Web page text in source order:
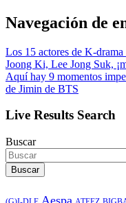
Navegación de
Los 15 actores de K-
Joong Ki, Lee Jong Suk,
Aquí hay 9 momentos
de Jimin de BTS
Live Results Search
Buscar
Buscar
Aespa